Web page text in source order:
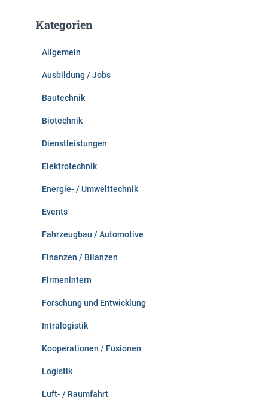
n
Kategorien
Allgemein
Ausbildung / Jobs
Bautechnik
Biotechnik
Dienstleistungen
Elektrotechnik
Energie- / Umwelttechnik
Events
Fahrzeugbau / Automotive
Finanzen / Bilanzen
Firmenintern
Forschung und Entwicklung
Intralogistik
Kooperationen / Fusionen
Logistik
Luft- / Raumfahrt